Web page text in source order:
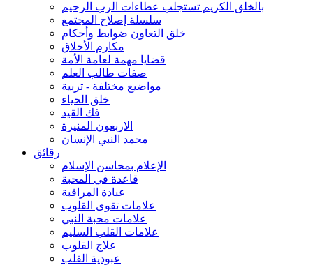
بالخلق الكريم تستجلب عطاءات الرب الرحيم
سلسلة إصلاح المجتمع
خلق التعاون ضوابط وأحكام
مكارم الأخلاق
قضايا مهمة لعامة الأمة
صفات طالب العلم
مواضيع مختلفة - تربية
خلق الحياء
فك القيد
الاربعون المنيرة
محمد النبي الإنسان
رقائق
الإعلام بمحاسن الإسلام
قاعدة في المحبة
عبادة المراقبة
علامات تقوى القلوب
علامات محبة النبي
علامات القلب السليم
علاج القلوب
عبودية القلب